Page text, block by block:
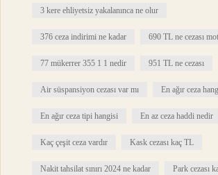
3 kere ehliyetsiz yakalanınca ne olur
376 ceza indirimi ne kadar 690 TL ne cezası
77 mükerrer 355 1 1 nedir 951 TL ne cezası
Air süspansiyon cezası var mı En ağır ceza
En ağır ceza tipi hangisi En az ceza haddi nedir
Kaç çeşit ceza vardır Kask cezası kaç TL
Nakit tahsilat sınırı 2024 ne kadar Park cezası